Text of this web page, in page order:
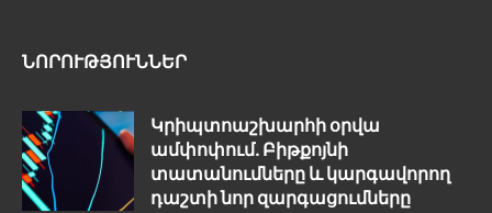
ՆՈՐՈՒԹՅՈՒՆՆԵՐ
Կրիպտոաշխարհի օրվա
ամփոփում. Բիթքոյնի
տատանումները և կարգավորող
դաշտի նոր զարգացումները